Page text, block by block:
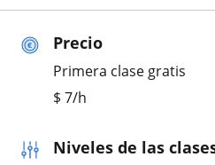
Precio
Primera clase gratis
$ 7/h
Niveles de las